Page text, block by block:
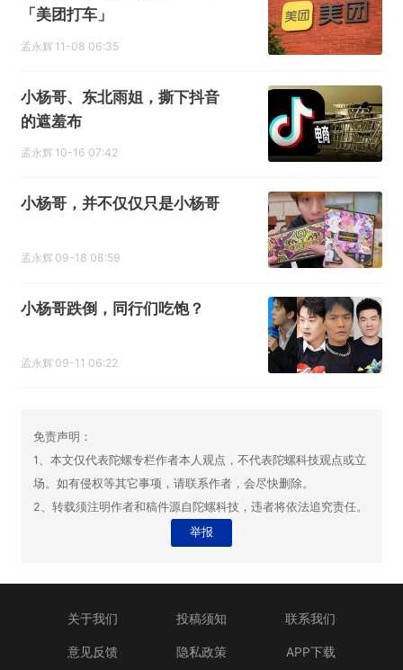
「美团打车」
孟永辉 11-08 06:35
小杨哥、东北雨姐，撕下抖音
的遮羞布
孟永辉 10-16 07:42
小杨哥，并不仅仅只是小杨哥
孟永辉 09-18 08:59
小杨哥跌倒，同行们吃饱？
孟永辉 09-11 06:22
免责声明：
1、本文仅代表陀螺专栏作者本人观点，不代表陀螺科技观点或立
场。如有侵权等其它事项，请联系作者，会尽快删除。
2、转载须注明作者和稿件源自陀螺科技，违者将依法追究责任。
举报
关于我们 投稿须知 联系我们
意见反馈 隐私政策 APP下载